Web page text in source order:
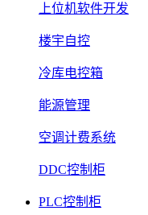
上位机软件开发
楼宇自控
冷库电控箱
能源管理
空调计费系统
DDC控制柜
PLC控制柜